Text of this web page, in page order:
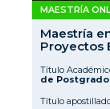
MAESTRÍA
Maestría
Proyectos
Título
de Postgrado
Título